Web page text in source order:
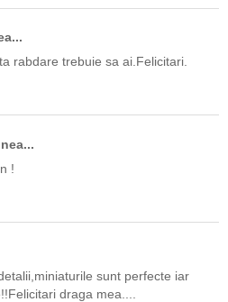
rabdare trebuie sa ai.Felicitari.
!
sunt perfecte iar
draga mea....